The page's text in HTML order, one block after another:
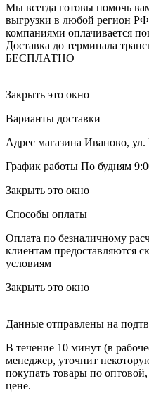
Мы всегда готовы помочь
выгрузки в любой регион
компаниями оплачивается
Доставка до терминала
БЕСПЛАТНО
Закрыть это окно
Варианты доставки
Адрес магазина Иваново, ул.
График работы По будням
Закрыть это окно
Способы оплаты
Оплата по безналичному
клиентам предоставляются
условиям
Закрыть это окно
Данные отправлены на
В течение 10 минут (в
менеджер, уточнит
покупать товары по
цене.